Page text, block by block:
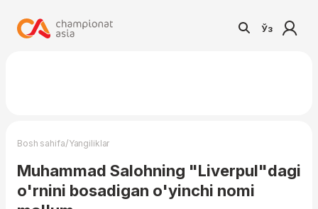
Ўз
Bosh sahifa/Yangiliklar
Muhammad Salohning "Liverpul"dagi
o'rnini bosadigan o'yinchi nomi